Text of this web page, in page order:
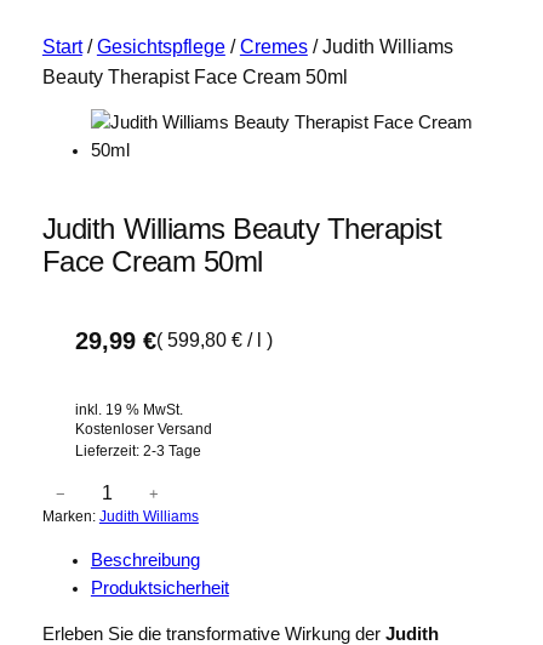
Start/Gesichtspflege/Cremes/ Judith Williams
Beauty Therapist Face Cream 50ml
Judith Williams Beauty Therapist
Face Cream 50ml
29,99 €( 599,80 €/ )
inkl. 19 % MwSt.
Kostenloser Versand
Lieferzeit: 2-3 Tage
u
h
− +
Marken: Judith Williams
Beschreibung
Produktsicherheit
Erleben Sie die transformative Wirkung der Judith